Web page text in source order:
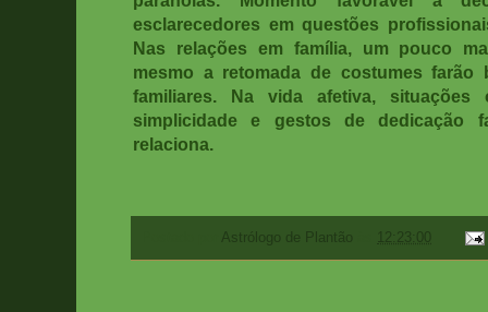
esclarecedores em questões
Nas relações em família, um pouco
mesmo a retomada de costumes farão
familiares. Na vida afetiva,
simplicidade e gestos de dedicação
relaciona.
Astrólogo de Plantão 12:23:00